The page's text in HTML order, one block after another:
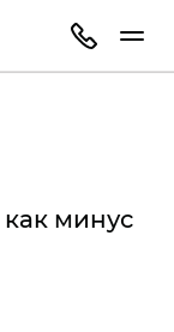
как минус